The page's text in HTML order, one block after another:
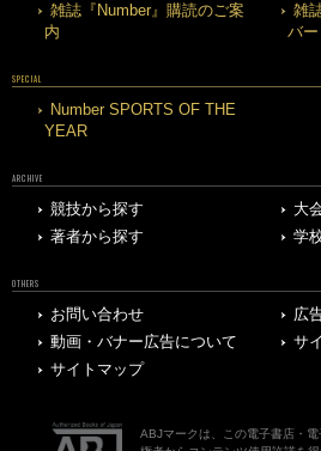
雑誌『Number』購読のご案
内
雑
バー
SPECIAL
Number SPORTS OF THE
YEAR
ARCHIVE
競技から探す
大
著者から探す
学
OTHERS
お問い合わせ
広
動画・バナー広告について
サ
サイトマップ
ABJマークは、この電子書店・